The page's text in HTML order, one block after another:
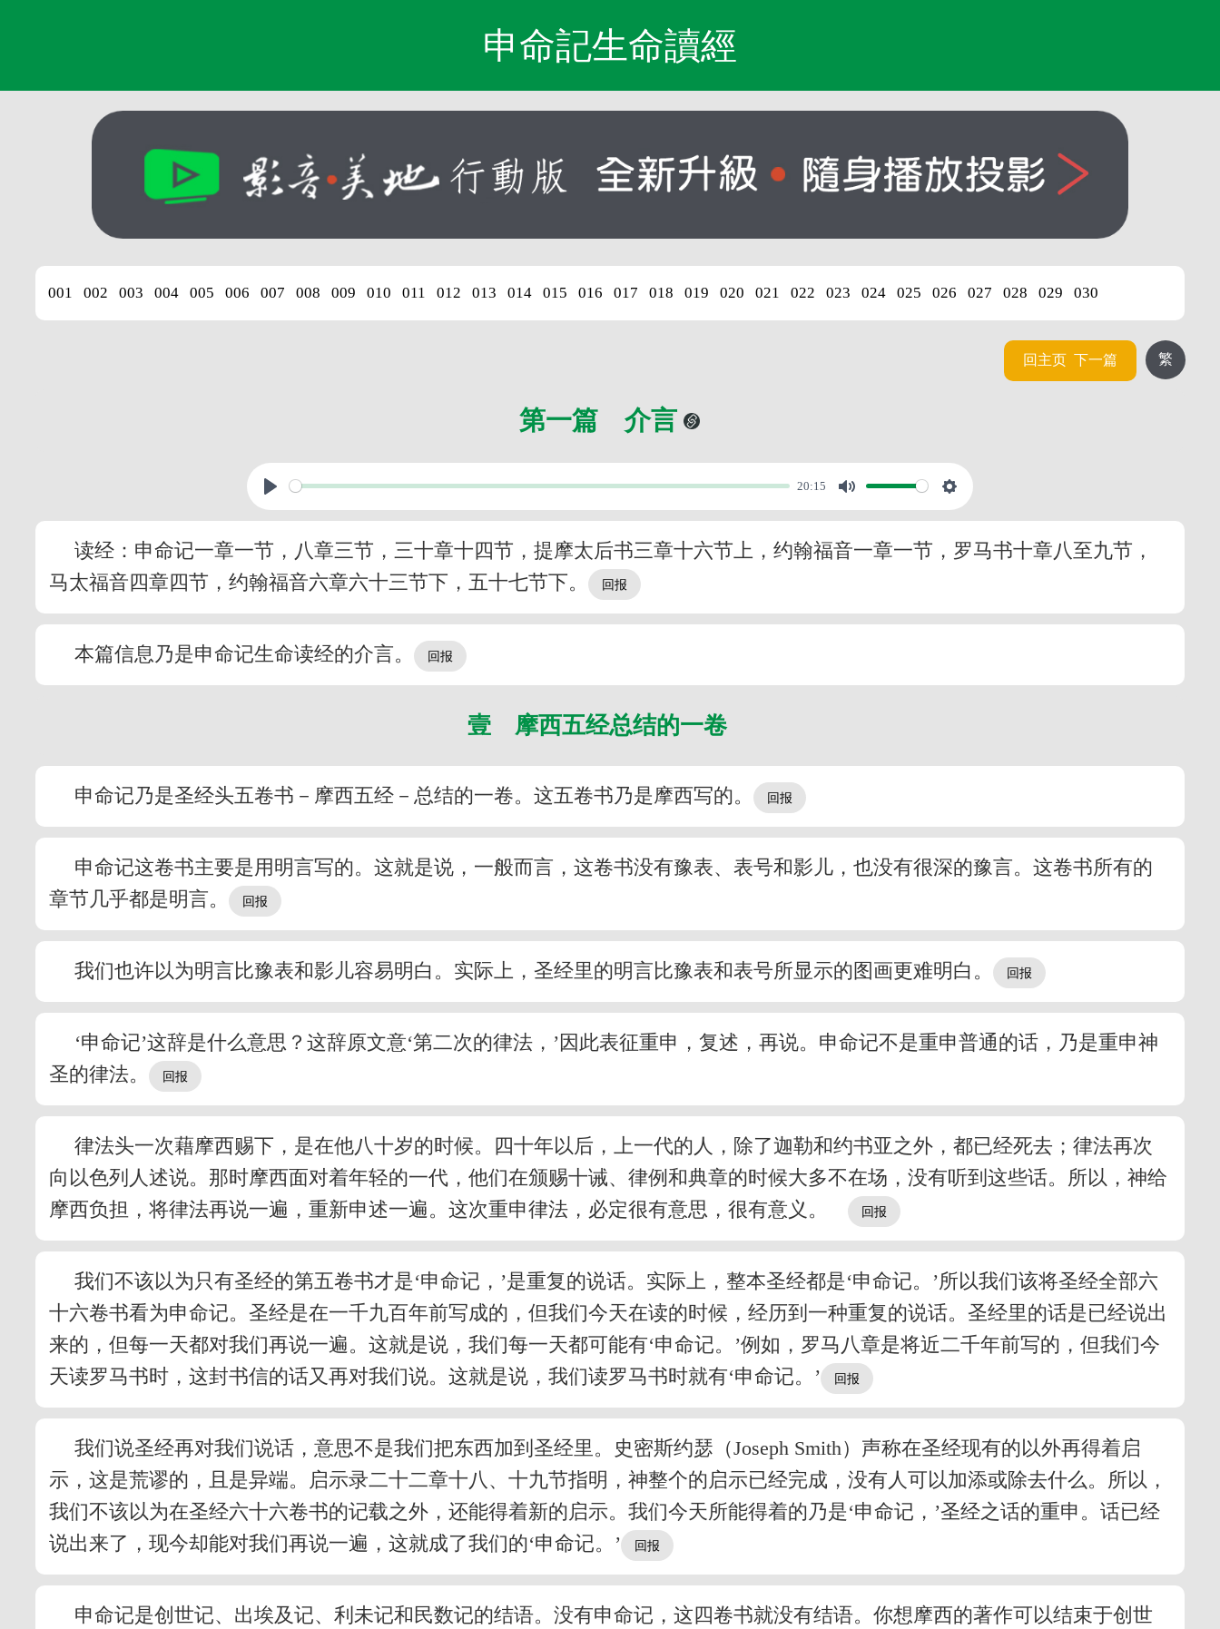
申命記生命讀經
001 002 003 004 005 006 007 008 009 010 011 012 013 014 015 016 017 018 019 020 021 022 023 024 025 026 027 028 029 030
繁
回主页 下一篇
第一篇 介言
20:15
读经：申命记一章一节，八章三节，三十章十四节，提摩太后书三章十六节上，约翰福音一章一节，罗马书十章八至九节，
马太福音四章四节，约翰福音六章六十三节下，五十七节下。
本篇信息乃是申命记生命读经的介言。
壹 摩西五经总结的一卷
申命记乃是圣经头五卷书－摩西五经－总结的一卷。这五卷书乃是摩西写的。
申命记这卷书主要是用明言写的。这就是说，一般而言，这卷书没有豫表、表号和影儿，也没有很深的豫言。这卷书所有的
章节几乎都是明言。
我们也许以为明言比豫表和影儿容易明白。实际上，圣经里的明言比豫表和表号所显示的图画更难明白。
‘申命记’这辞是什么意思？这辞原文意‘第二次的律法，’因此表征重申，复述，再说。申命记不是重申普通的话，乃是重申神
圣的律法。
律法头一次藉摩西赐下，是在他八十岁的时候。四十年以后，上一代的人，除了迦勒和约书亚之外，都已经死去；律法再次
向以色列人述说。那时摩西面对着年轻的一代，他们在颁赐十诫、律例和典章的时候大多不在场，没有听到这些话。所以，神给
摩西负担，将律法再说一遍，重新申述一遍。这次重申律法，必定很有意思，很有意义。
我们不该以为只有圣经的第五卷书才是‘申命记，’是重复的说话。实际上，整本圣经都是‘申命记。’所以我们该将圣经全部六
十六卷书看为申命记。圣经是在一千九百年前写成的，但我们今天在读的时候，经历到一种重复的说话。圣经里的话是已经说出
来的，但每一天都对我们再说一遍。这就是说，我们每一天都可能有‘申命记。’例如，罗马八章是将近二千年前写的，但我们今
天读罗马书时，这封书信的话又再对我们说。这就是说，我们读罗马书时就有‘申命记。’
我们说圣经再对我们说话，意思不是我们把东西加到圣经里。史密斯约瑟（Joseph Smith）声称在圣经现有的以外再得着启
示，这是荒谬的，且是异端。启示录二十二章十八、十九节指明，神整个的启示已经完成，没有人可以加添或除去什么。所以，
我们不该以为在圣经六十六卷书的记载之外，还能得着新的启示。我们今天所能得着的乃是‘申命记，’圣经之话的重申。话已经
说出来了，现今却能对我们再说一遍，这就成了我们的‘申命记。’
申命记是创世记、出埃及记、利未记和民数记的结语。没有申命记，这四卷书就没有结语。你想摩西的著作可以结束于创世